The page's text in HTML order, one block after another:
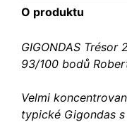
O produktu
GIGONDAS Trésor
93/100 bodů
Velmi
typické Gigondas